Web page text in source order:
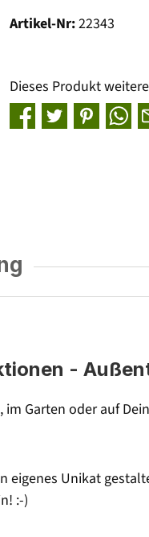
Artikel-Nr:22343
Dieses Produkt
-
Garten oder auf
eigenes Unikat
:-)